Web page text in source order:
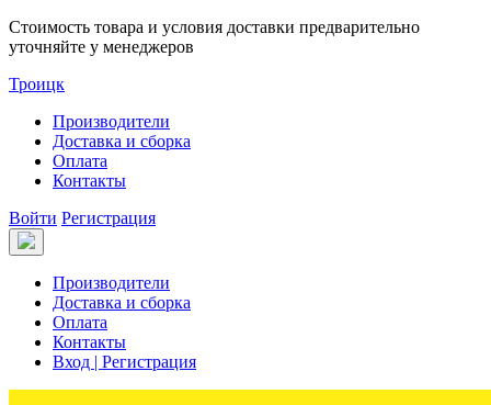
Стоимость товара и условия доставки предварительно
уточняйте у менеджеров
Троицк
Производители
Доставка и сборка
Оплата
Контакты
Войти Регистрация
Производители
Доставка и сборка
Оплата
Контакты
Вход | Регистрация